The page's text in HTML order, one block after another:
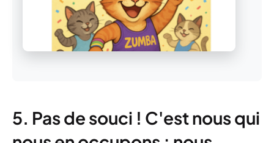
5. Pas de souci ! C'est nous qui